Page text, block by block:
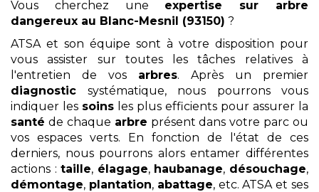
Vous cherchez une expertise sur arbre
dangereux au Blanc-Mesnil (93150) ?
ATSA et son équipe sont à votre disposition pour
vous assister sur toutes les tâches relatives à
l'entretien de vos arbres. Après un premier
diagnostic systématique, nous pourrons vous
indiquer les soins les plus efficients pour assurer la
santé de chaque arbre présent dans votre parc ou
vos espaces verts. En fonction de l'état de ces
derniers, nous pourrons alors entamer différentes
actions :taille, élagage, haubanage, désouchage,
démontage, plantation, abattage, etc. ATSA et ses